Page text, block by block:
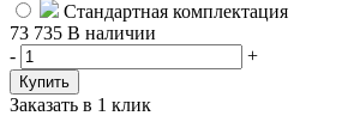
Стандартная комплектация
73 735 В наличии
-
+
Заказать в 1 клик